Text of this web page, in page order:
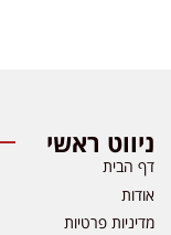
ניווט ראשי
דף הבית
אודות
מדיניות פרטיות